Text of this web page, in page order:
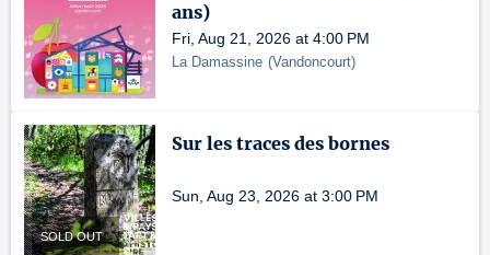
ans)
Fri, Aug 21, 2026 at 4:00 PM
La Damassine (Vandoncourt)
SOLD OUT
Sur les traces des bornes
Sun, Aug 23, 2026 at 3:00 PM